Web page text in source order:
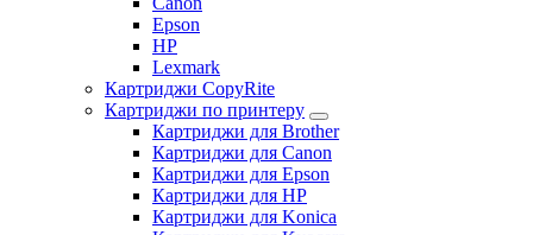
Epson
HP
Lexmark
Картриджи CopyRite
Картриджи по принтеру
Картриджи для Brother
Картриджи для Canon
Картриджи для Epson
Картриджи для HP
Картриджи для Konica